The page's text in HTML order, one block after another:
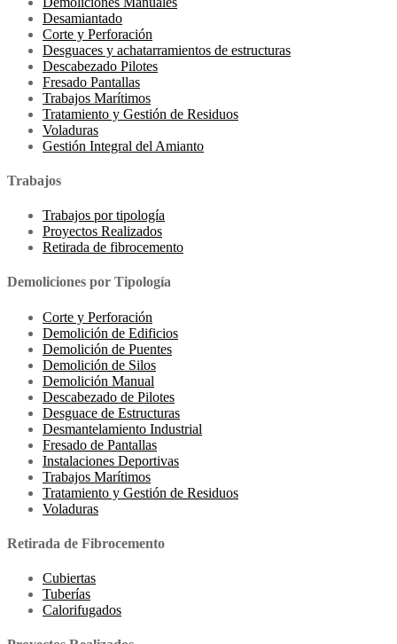
Desamiantado
Corte y Perforación
Desguaces y achatarramientos de estructuras
Descabezado Pilotes
Fresado Pantallas
Trabajos Marítimos
Tratamiento y Gestión de Residuos
Voladuras
Gestión Integral del Amianto
Trabajos
Trabajos por tipología
Proyectos Realizados
Retirada de fibrocemento
Demoliciones por Tipología
Corte y Perforación
Demolición de Edificios
Demolición de Puentes
Demolición de Silos
Demolición Manual
Descabezado de Pilotes
Desguace de Estructuras
Desmantelamiento Industrial
Fresado de Pantallas
Instalaciones Deportivas
Trabajos Marítimos
Tratamiento y Gestión de Residuos
Voladuras
Retirada de Fibrocemento
Cubiertas
Tuberías
Calorifugados